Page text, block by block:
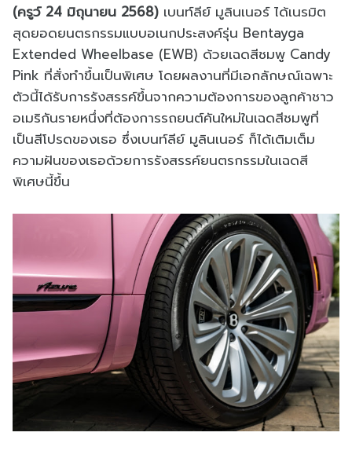
(ครูว์ 24 มิถุนายน 2568) เบนท์ลีย์ มูลินเนอร์ ได้เนรมิต
สุดยอดยนตรกรรมแบบอเนกประสงค์รุ่น Bentayga
Extended Wheelbase (EWB) ด้วยเฉดสีชมพู Candy
Pink ที่สั่งทำขึ้นเป็นพิเศษ โดยผลงานที่มีเอกลักษณ์เฉพาะ
ตัวนี้ได้รับการรังสรรค์ขึ้นจากความต้องการของลูกค้าชาว
อเมริกันรายหนึ่งที่ต้องการรถยนต์คันใหม่ในเฉดสีชมพูที่
เป็นสีโปรดของเธอ ซึ่งเบนท์ลีย์ มูลินเนอร์ ก็ได้เติมเต็ม
ความฝันของเธอด้วยการรังสรรค์ยนตรกรรมในเฉดสี
พิเศษนี้ขึ้น